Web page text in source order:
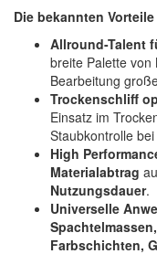
Die bekannten
Allround-Talent
breite Palette von
Bearbeitung
Trockenschliff
Einsatz im
Staubkontrolle
High
Materialabtrag
Nutzungsdauer.
Universelle
Farbschichten,